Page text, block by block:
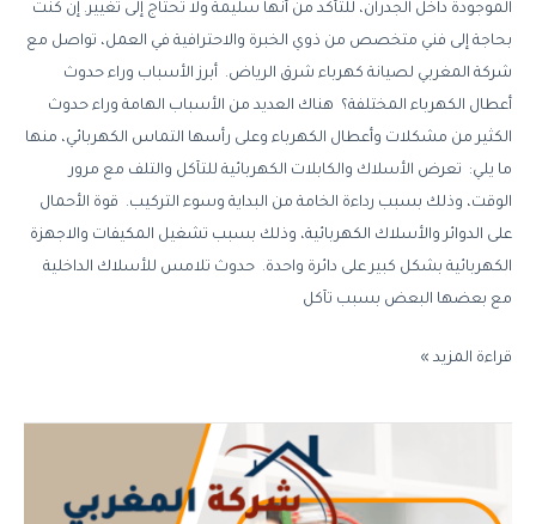
الموجودة داخل الجدران، للتأكد من أنها سليمة ولا تحتاج إلى تغيير. إن كنت
بحاجة إلى فني متخصص من ذوي الخبرة والاحترافية في العمل، تواصل مع
شركة المغربي لصيانة كهرباء شرق الرياض. أبرز الأسباب وراء حدوث
أعطال الكهرباء المختلفة؟ هناك العديد من الأسباب الهامة وراء حدوث
الكثير من مشكلات وأعطال الكهرباء وعلى رأسها التماس الكهربائي، منها
ما يلي: تعرض الأسلاك والكابلات الكهربائية للتآكل والتلف مع مرور
الوقت، وذلك بسبب رداءة الخامة من البداية وسوء التركيب. قوة الأحمال
على الدوائر والأسلاك الكهربائية، وذلك بسبب تشغيل المكيفات والاجهزة
الكهربائية بشكل كبير على دائرة واحدة. حدوث تلامس للأسلاك الداخلية
مع بعضها البعض بسبب تآكل
قراءة المزيد »
منازل